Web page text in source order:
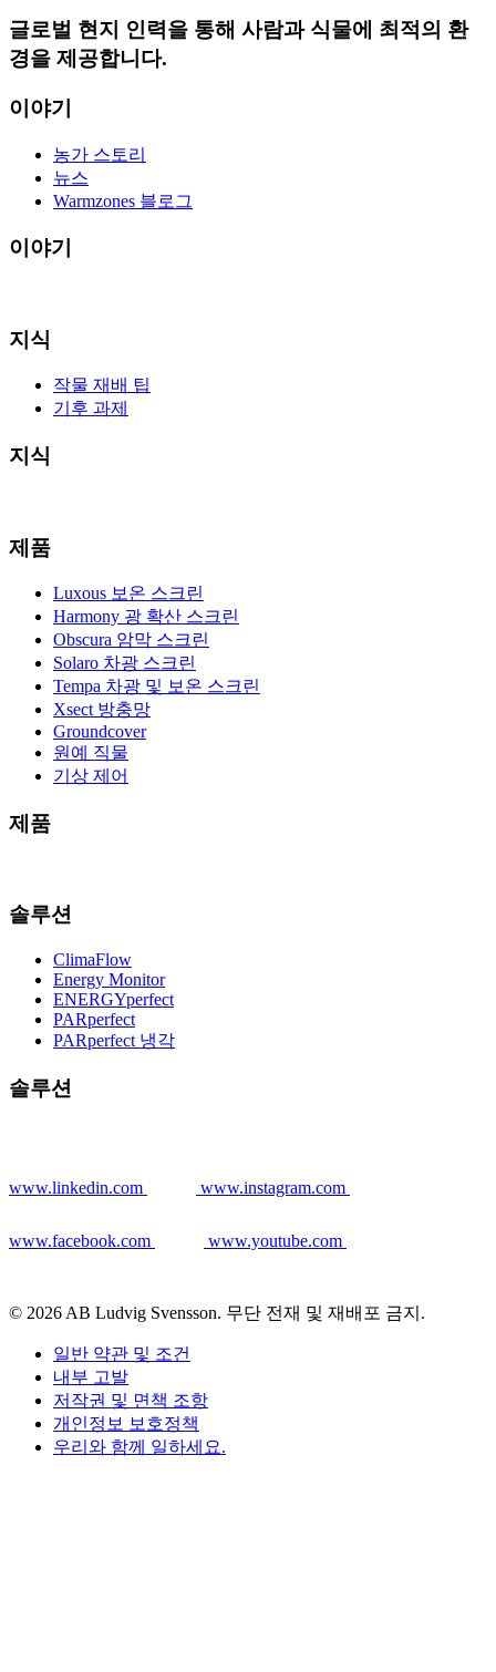
글로벌 현지 인력을 통해 사람과 식물에 최적의 환
경을 제공합니다.
이야기
농가 스토리
뉴스
Warmzones 블로그
이야기
지식
작물 재배 팁
기후 과제
지식
제품
Luxous 보온 스크린
Harmony 광 확산 스크린
Obscura 암막 스크린
Solaro 차광 스크린
Tempa 차광 및 보온 스크린
Xsect 방충망
Groundcover
원예 직물
기상 제어
제품
솔루션
ClimaFlow
Energy Monitor
ENERGYperfect
PARperfect
PARperfect 냉각
솔루션
www.linkedin.com www.instagram.com
www.facebook.com www.youtube.com
© 2026 AB Ludvig Svensson. 무단 전재 및 재배포 금지.
일반 약관 및 조건
내부 고발
저작권 및 면책 조항
개인정보 보호정책
우리와 함께 일하세요.